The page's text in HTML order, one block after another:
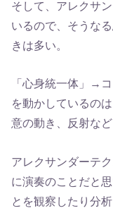
そして、アレクサ
いるので、そうな
きは多い。
「心身統一体」→
を動かしているの
意の動き、反射な
アレクサンダーテ
に演奏のことだと
とを観察したり分